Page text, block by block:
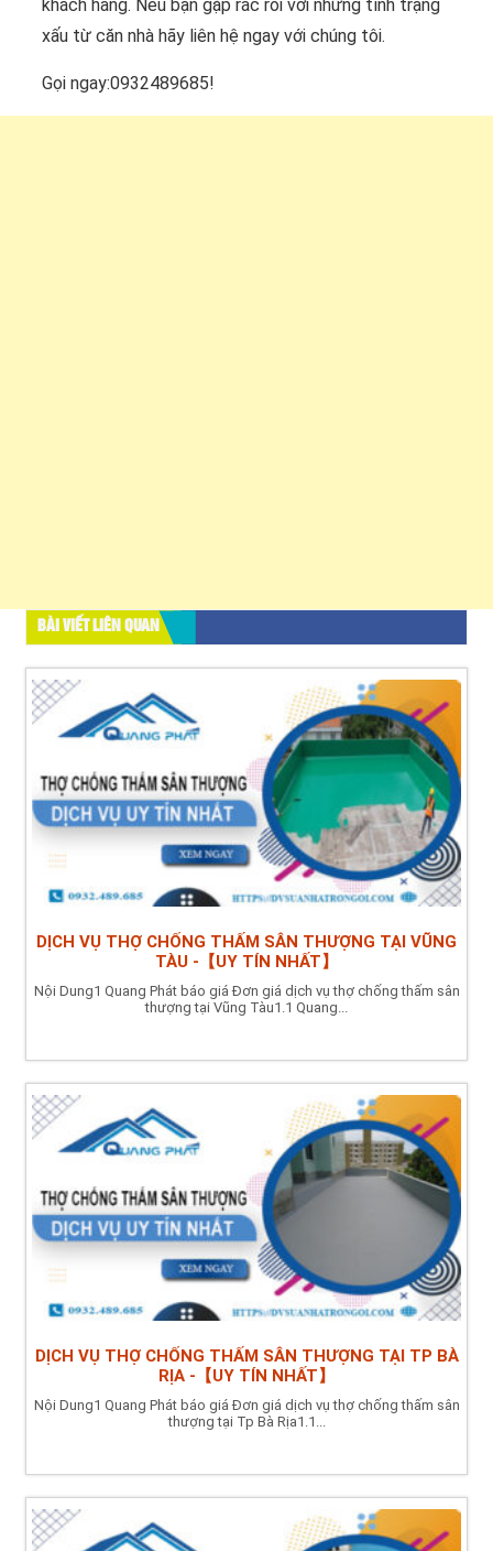
khách hàng. Nếu bạn gặp rắc rối với những tình trạng
xấu từ căn nhà hãy liên hệ ngay với chúng tôi.
Gọi ngay:0932489685!
BÀI VIẾT LIÊN QUAN
DỊCH VỤ THỢ CHỐNG THẤM SÂN THƯỢNG TẠI VŨNG
TÀU -【UY TÍN NHẤT】
Nội Dung1 Quang Phát báo giá Đơn giá dịch vụ thợ chống thấm sân
thượng tại Vũng Tàu1.1 Quang...
DỊCH VỤ THỢ CHỐNG THẤM SÂN THƯỢNG TẠI TP BÀ
RỊA -【UY TÍN NHẤT】
Nội Dung1 Quang Phát báo giá Đơn giá dịch vụ thợ chống thấm sân
thượng tại Tp Bà Rịa1.1...